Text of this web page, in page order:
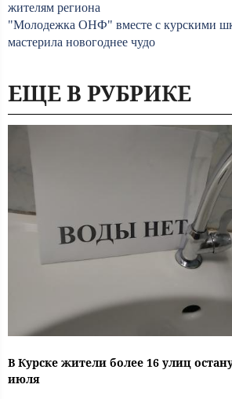
жителям региона
"Молодежка ОНФ" вместе с курскими
мастерила новогоднее чудо
ЕЩЕ В РУБРИКЕ
В Курске жители более 16 улиц
июля